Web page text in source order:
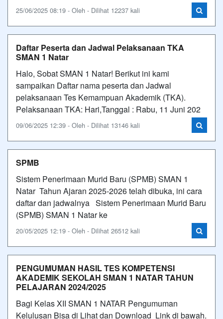
25/06/2025 08:19 - Oleh - Dilihat 12237 kali
Daftar Peserta dan Jadwal Pelaksanaan TKA
SMAN 1 Natar
Halo, Sobat SMAN 1 Natar! Berikut ini kami
sampaikan Daftar nama peserta dan Jadwal
pelaksanaan Tes Kemampuan Akademik (TKA).
Pelaksanaan TKA: Hari,Tanggal : Rabu, 11 Juni 202
09/06/2025 12:39 - Oleh - Dilihat 13146 kali
SPMB
Sistem Penerimaan Murid Baru (SPMB) SMAN 1
Natar Tahun Ajaran 2025-2026 telah dibuka, ini cara
daftar dan jadwalnya Sistem Penerimaan Murid Baru
(SPMB) SMAN 1 Natar ke
20/05/2025 12:19 - Oleh - Dilihat 26512 kali
PENGUMUMAN HASIL TES KOMPETENSI
AKADEMIK SEKOLAH SMAN 1 NATAR TAHUN
PELAJARAN 2024/2025
Bagi Kelas XII SMAN 1 NATAR Pengumuman
Kelulusan Bisa di Lihat dan Download Link di bawah.